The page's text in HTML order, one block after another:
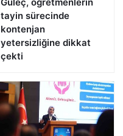
tayin sürecinde
kontenjan
yetersizliğine dikkat
çekti